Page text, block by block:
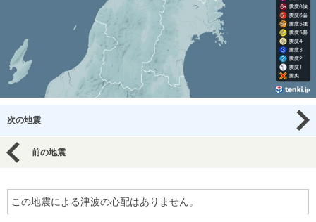
次の地震
前の地震
この地震による津波の心配はありません。